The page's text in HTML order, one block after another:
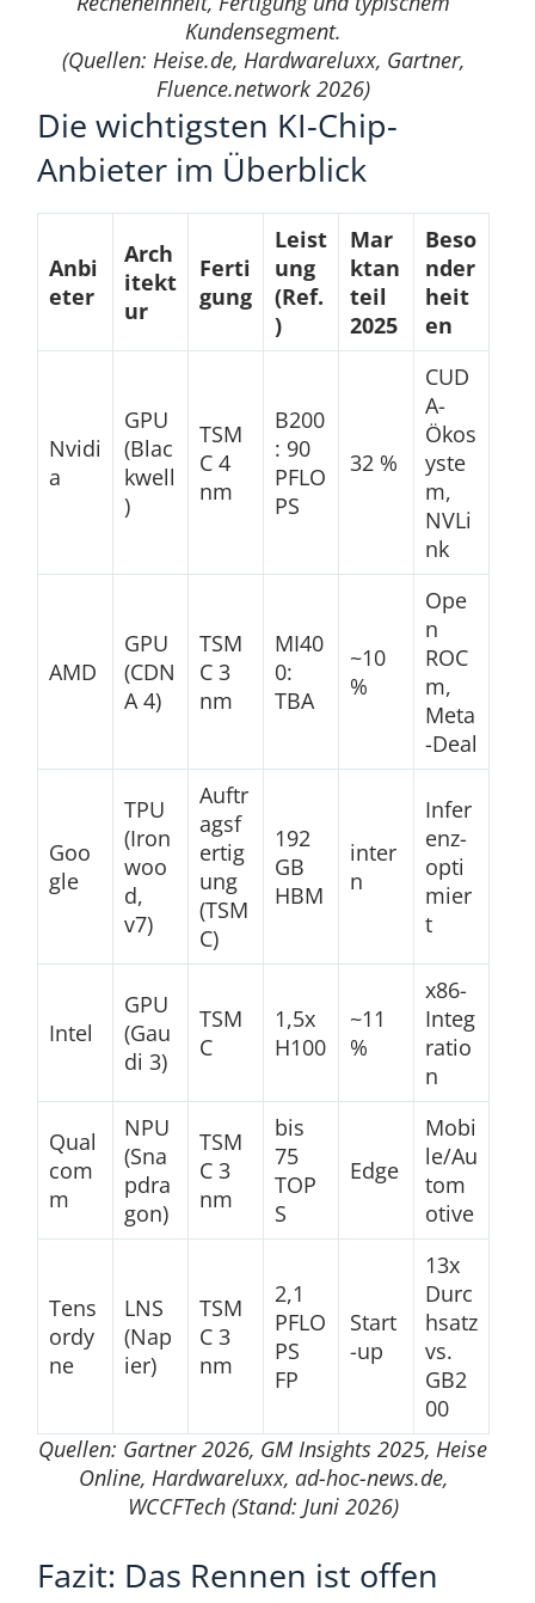
Kundensegment.
(Quellen: Heise.de, Hardwareluxx, Gartner,
Fluence.network 2026)
Die wichtigsten KI-Chip-
Anbieter im Überblick
Anbi
eter
Arch
itekt
ur
Ferti
gung
Leist
ung
(Ref.
)
Mar
ktan
teil
2025
Beso
nder
heit
en
Nvidi
a
GPU
(Blac
kwell
)
TSM
C 4
nm
B200
: 90
PFLO
PS
32 %
CUD
A-
Ökos
yste
m,
NVLi
nk
AMD
GPU
(CDN
A 4)
TSM
C 3
nm
MI40
0:
TBA
~10
%
Ope
n
ROC
m,
Meta
-Deal
Goo
gle
TPU
(Iron
woo
d,
v7)
Auftr
agsf
ertig
ung
(TSM
C)
192
GB
HBM
inter
n
Infer
enz-
opti
mier
t
Intel
GPU
(Gau
di 3)
TSM
C
1,5x
H100
~11
%
x86-
Integ
ratio
n
Qual
com
m
NPU
(Sna
pdra
gon)
TSM
C 3
nm
bis
75
TOP
S
Edge
Mobi
le/Au
tom
otive
Tens
ordy
ne
LNS
(Nap
ier)
TSM
C 3
nm
2,1
PFLO
PS
FP
Start
-up
13x
Durc
hsatz
vs.
GB2
00
Quellen: Gartner 2026, GM Insights 2025, Heise
Online, Hardwareluxx, ad-hoc-news.de,
WCCFTech (Stand: Juni 2026)
Fazit: Das Rennen ist offen